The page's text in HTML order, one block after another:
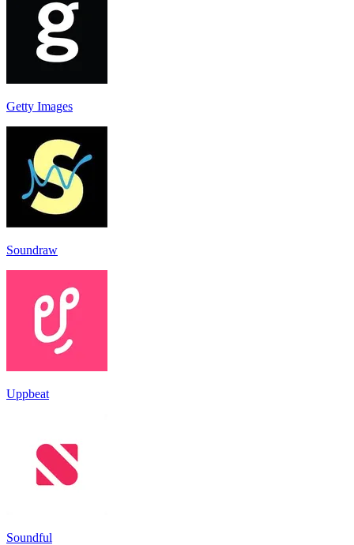
Getty Images
Soundraw
Uppbeat
Soundful